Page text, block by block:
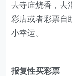
去寺庙烧香，去
彩店或者彩票自
小幸运。
报复性买彩票